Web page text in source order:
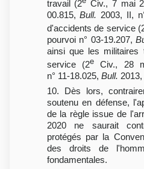
travail (2
Civ., 7 mai
00.815,Bull. 2003, II,
d'accidents de service
pourvoi n° 03-19.207,
ainsi que les
service (2eCiv., 28
n° 11-18.025, Bull. 2013,
10. Dès lors,
soutenu en défense,
de la règle issue de
2020 ne saurait
protégés par la
des droits de
fondamentales.